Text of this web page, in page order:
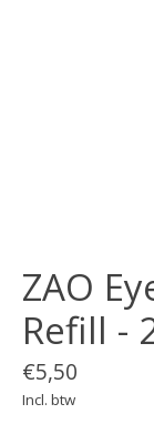
ZAO
Refill -
€5,50
Incl. btw